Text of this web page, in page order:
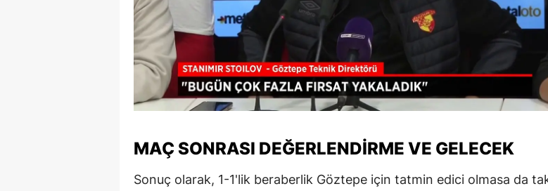
Şırnak
Bartın
Ardahan
Iğdır
Karabük
Kilis
MAÇ SONRASI DEĞERLENDIRME VE GELECEK
Sonuç olarak, 1-1'lik beraberlik Göztepe için tatmin edici olmasa da